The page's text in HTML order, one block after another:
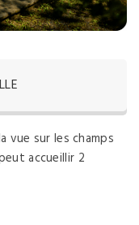
vue sur les champs
accueillir 2